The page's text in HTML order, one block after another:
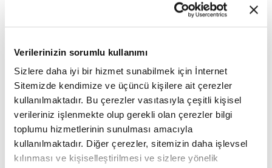
Verilerinizin sorumlu kullanımı
Sizlere daha iyi bir hizmet sunabilmek için İnternet
Sitemizde kendimize ve üçüncü kişilere ait çerezler
kullanılmaktadır. Bu çerezler vasıtasıyla çeşitli kişisel
verileriniz işlenmekte olup gerekli olan çerezler bilgi
toplumu hizmetlerinin sunulması amacıyla
kullanılmaktadır. Diğer çerezler, sitemizin daha işlevsel
kılınması ve kişiselleştirilmesi ve sizlere yönelik
oluşturduk. 1.250'nin üzerinde restoranı kapsayan
temas noktalarının ve kritik operasyonların
kesintisiz biçimde yönetilmesini gerektiriyor. Bu
süreçte edindiğimiz saha bilgisi, ATP Zenia
çözümlerini gerçek operasyonel ihtiyaçlar
doğrultusunda sürekli geliştirmemize ve farklı
işletme modellerine uyarlanabilen ölçeklenebilir